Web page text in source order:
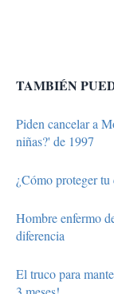
TAMBIÉN
Piden cancelar a
niñas?' de 1997
¿Cómo proteger
Hombre enfermo
diferencia
El truco para